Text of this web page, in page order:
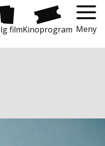
filmKinoprogram Meny